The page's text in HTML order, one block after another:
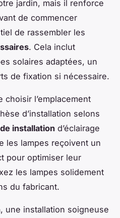
jardin, mais il renforce
de commencer
de rassembler les
. Cela inclut
solaires adaptées, un
de fixation si nécessaire.
choisir l’emplacement
d’installation selons
installation d’éclairage
les lampes reçoivent un
pour optimiser leur
les lampes solidement
du fabricant.
, une installation soigneuse